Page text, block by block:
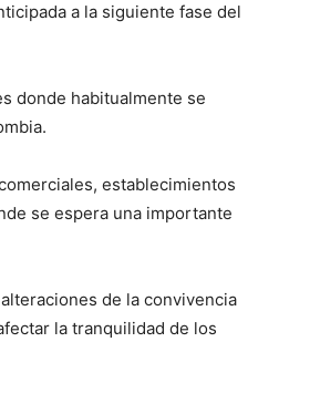
a la siguiente fase del
donde habitualmente se
establecimientos
se espera una importante
de la convivencia
la tranquilidad de los